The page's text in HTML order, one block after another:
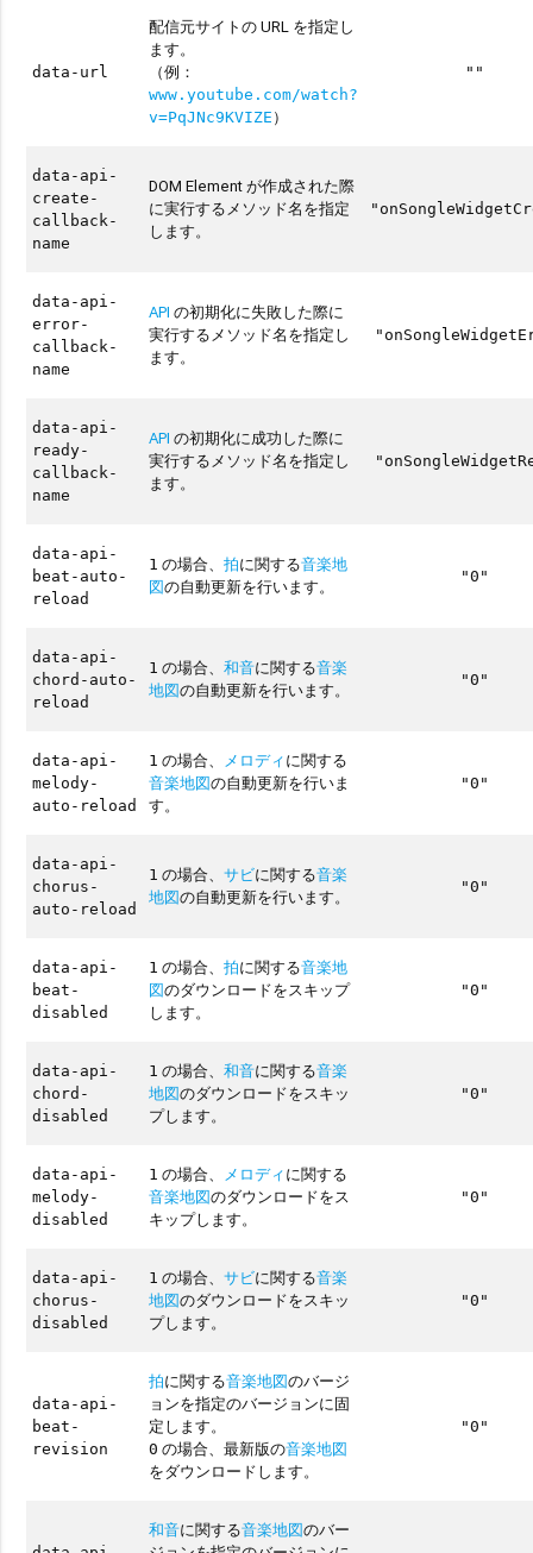
data-url
配信元サイトの URL を指定し
ます。
（例：
www.youtube.com/watch?
v=PqJNc9KVIZE ）
""
data-api-
create-
callback-
name
DOM Element が作成された際
に実行するメソッド名を指定
します。
data-api-
error-
callback-
name
API の初期化に失敗した際に
実行するメソッド名を指定し
ます。
data-api-
ready-
callback-
name
API の初期化に成功した際に
実行するメソッド名を指定し
ます。
data-api-
beat-auto-
reload
1 の場合、拍に関する音楽地
図の自動更新を行います。
"0"
data-api-
chord-auto-
reload
1 の場合、和音に関する音楽
地図の自動更新を行います。
"0"
data-api-
melody-
auto-reload
1 の場合、 メロディに関する
音楽地図の自動更新を行いま
す。
"0"
data-api-
chorus-
auto-reload
1 の場合、サビに関する音楽
地図の自動更新を行います。
"0"
data-api-
beat-
disabled
1 の場合、拍に関する音楽地
図のダウンロードをスキップ
します。
"0"
data-api-
chord-
disabled
1 の場合、和音に関する音楽
地図のダウンロードをスキッ
プします。
"0"
data-api-
melody-
disabled
1 の場合、 メロディに関する
音楽地図のダウンロードをス
キップします。
"0"
data-api-
chorus-
disabled
1 の場合、サビに関する音楽
地図のダウンロードをスキッ
プします。
"0"
data-api-
beat-
revision
拍に関する音楽地図のバージ
ョンを指定のバージョンに固
定します。
0 の場合、最新版の音楽地図
をダウンロードします。
"0"
和音に関する音楽地図のバー